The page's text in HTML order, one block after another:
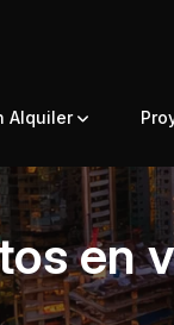
Alquiler
en